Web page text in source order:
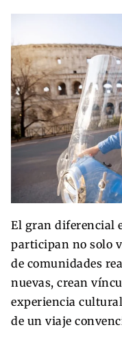
El gran diferencial
participan no solo
de comunidades
nuevas, crean
experiencia
de un viaje